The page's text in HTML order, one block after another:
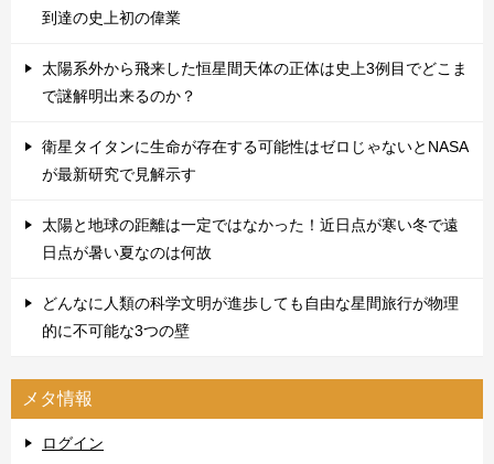
到達の史上初の偉業
太陽系外から飛来した恒星間天体の正体は史上3例目でどこま
で謎解明出来るのか？
衛星タイタンに生命が存在する可能性はゼロじゃないとNASA
が最新研究で見解示す
太陽と地球の距離は一定ではなかった！近日点が寒い冬で遠
日点が暑い夏なのは何故
どんなに人類の科学文明が進歩しても自由な星間旅行が物理
的に不可能な3つの壁
メタ情報
ログイン